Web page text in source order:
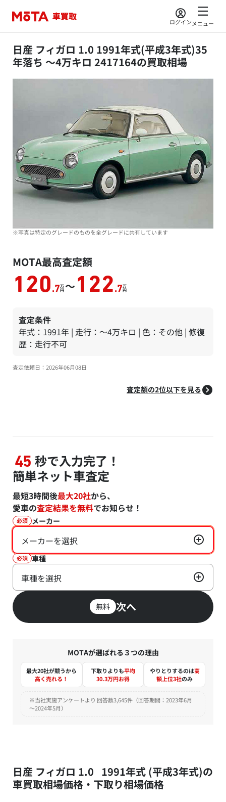
ログインメニュー
日産 フィガロ 1.0 1991年式(平成3年式)35
年落ち ～4万キロ 2417164の買取相場
※写真は特定のグレードのものを全グレードに共有しています
MOTA最高査定額
120 .7万
円 ～ 122 .7万
円
査定条件
年式：1991年 | 走行：～4万キロ | 色：その他 | 修復
歴：走行不可
査定依頼日：2026年06月08日
査定額の2位以下を見る
45 秒で入力完了！
簡単ネット車査定
最短3時間後最大20社から、
愛車の査定結果を無料でお知らせ！
必須 メーカー
メーカーを選択
必須 車種
車種を選択
無料 次へ
MOTAが選ばれる３つの理由
最大20社が競うから
高く売れる！
下取りよりも平均
30.3万円お得
やりとりするのは高
額上位3社のみ
※当社実施アンケートより 回答数3,645件（回答期間：2023年6月
～2024年5月）
日産 フィガロ 1.0 1991年式 (平成3年式)の
車買取相場価格・下取り相場価格